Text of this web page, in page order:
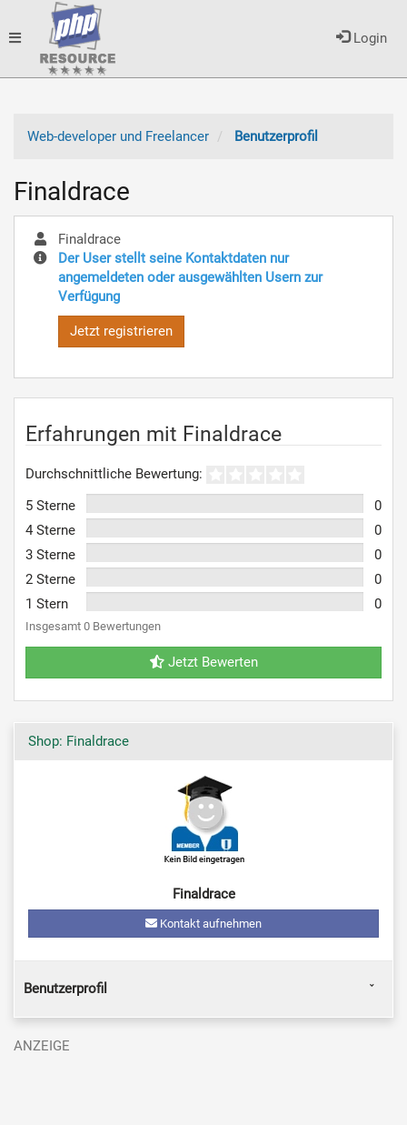
Login
Toggle
Web-developer und Freelancer
Benutzerprofil
Finaldrace
Finaldrace
Der User stellt seine Kontaktdaten nur
angemeldeten oder ausgewählten Usern zur
Verfügung
Jetzt registrieren
Erfahrungen mit Finaldrace
Durchschnittliche Bewertung:
5 Sterne
0
4 Sterne
0
3 Sterne
0
2 Sterne
0
1 Stern
0
Insgesamt 0 Bewertungen
Jetzt Bewerten
Shop: Finaldrace
Finaldrace
Kontakt aufnehmen
Benutzerprofil